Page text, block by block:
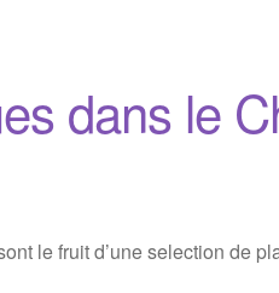
dans le
le fruit d’une selection de